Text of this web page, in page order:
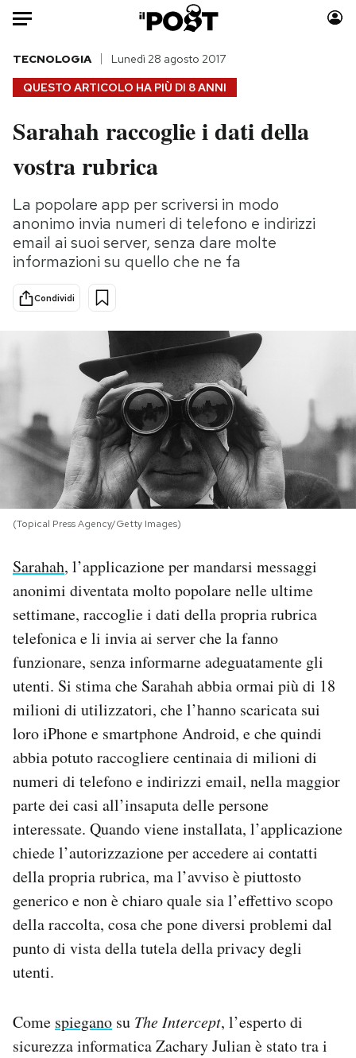
Auto
HOME
Italia
Politica
Tecnologia
Internet
Scienza
Cultura
Economia
Moda
Storie/Idee
Ok Boomer!
Media
Europa
NEWSLETTER
I MIEI PREFERITI
CALENDARIO
AREA PERSONALE
Area Personale
Newsletter
Hai bisogno di aiuto?
Esci
QUESTO ARTICOLO HA PIÙ DI 8 ANNI
TECNOLOGIA Lunedì 28 agosto 2017
Sarahah raccoglie i dati della
vostra rubrica
La popolare app per scriversi in modo
anonimo invia numeri di telefono e indirizzi
email ai suoi server, senza dare molte
informazioni su quello che ne fa
Condividi
(Topical Press Agency/Getty Images)
Sarahah, l’applicazione per mandarsi messaggi
anonimi diventata molto popolare nelle ultime
settimane, raccoglie i dati della propria rubrica
telefonica e li invia ai server che la fanno
funzionare, senza informarne adeguatamente gli
utenti. Si stima che Sarahah abbia ormai più di 18
milioni di utilizzatori, che l’hanno scaricata sui
loro iPhone e smartphone Android, e che quindi
abbia potuto raccogliere centinaia di milioni di
numeri di telefono e indirizzi email, nella maggior
parte dei casi all’insaputa delle persone
interessate. Quando viene installata, l’applicazione
chiede l’autorizzazione per accedere ai contatti
della propria rubrica, ma l’avviso è piuttosto
generico e non è chiaro quale sia l’effettivo scopo
della raccolta, cosa che pone diversi problemi dal
punto di vista della tutela della privacy degli
utenti.
Come spiegano su The Intercept, l’esperto di
sicurezza informatica Zachary Julian è stato tra i